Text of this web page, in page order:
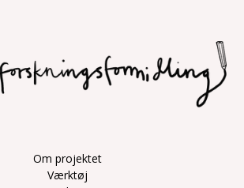
Om projektet
Værktøj